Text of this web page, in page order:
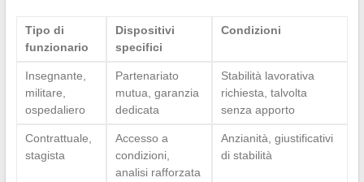
Tipo di
funzionario
Dispositivi
specifici
Condizioni
Insegnante,
militare,
ospedaliero
Partenariato
mutua, garanzia
dedicata
Stabilità lavorativa
richiesta, talvolta
senza apporto
Contrattuale,
stagista
Accesso a
condizioni,
analisi rafforzata
Anzianità, giustificativi
di stabilità